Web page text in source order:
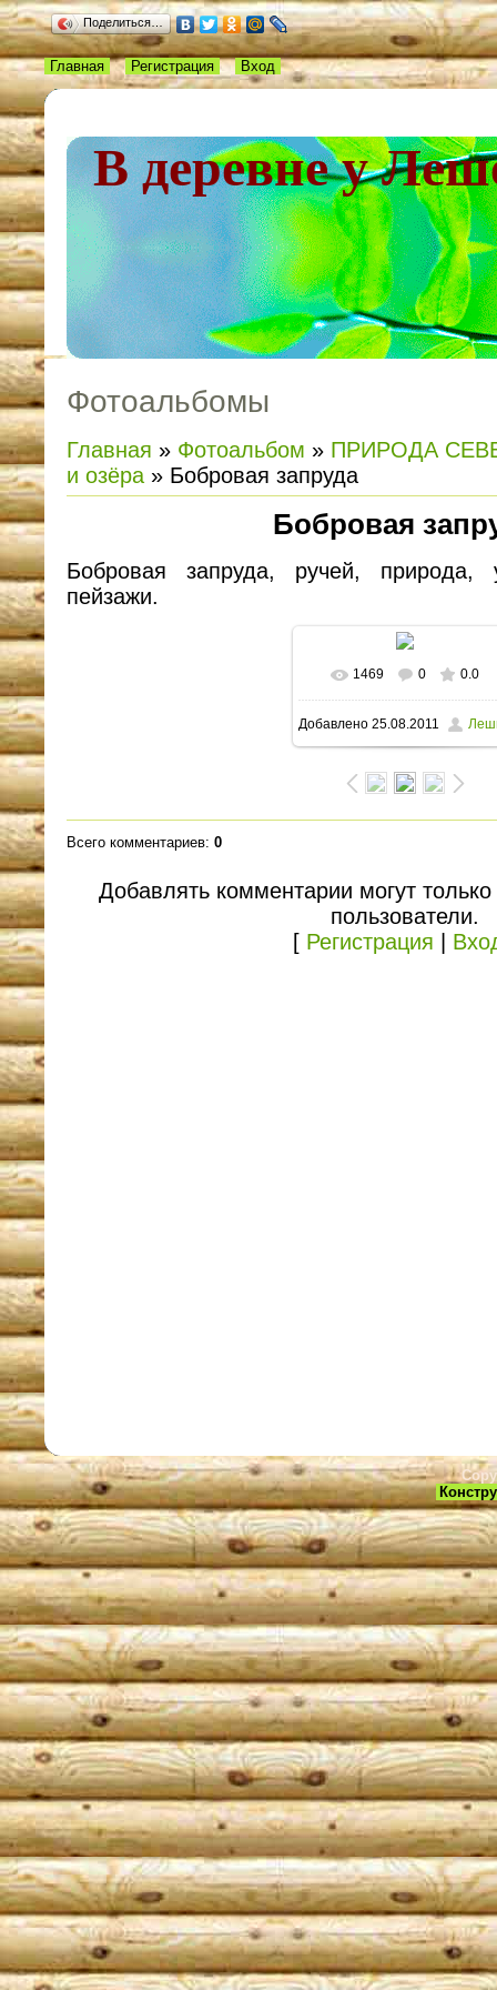
Поделиться…
В деревне у
Главная Регистрация Вход
Фотоальбомы
Главная » Фотоальбом » ПРИРОДА
и озёра » Бобровая запруда
Бобровая
Бобровая запруда, ручей, природа,
пейзажи.
В реальном размере
1600x1200/ 420.4Kb
1469 0 0.0
Добавлено 25.08.2011
Всего комментариев: 0
Добавлять комментарии могут
пользователи.
[ Регистрация